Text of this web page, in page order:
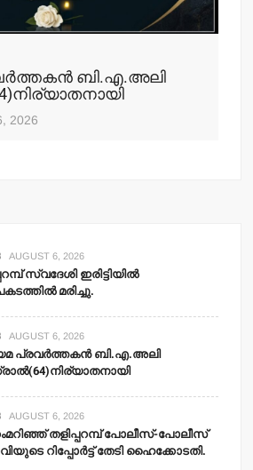
തളിപ്പറമ്പ് പോലീസ്-
റിപ്പോര്‍ട്ട് തേടി
AUGUST 6, 2026
സ്വദേശി ഇരിട്ടിയില്‍
മരിച്ചു.
AUGUST 6, 2026
പ്രവര്‍ത്തകന്‍ ബി.എ.അലി
AUGUST 6, 2026
തളിപ്പറമ്പ് പോലീസ്-പോലീസ്
റിപ്പോര്‍ട്ട് തേടി ഹൈക്കോടതി.